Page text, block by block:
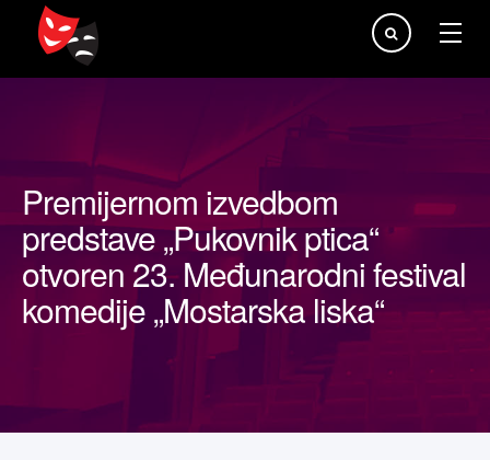
Traži...
Premijernom izvedbom
predstave „Pukovnik ptica“
otvoren 23. Međunarodni festival
komedije „Mostarska liska“